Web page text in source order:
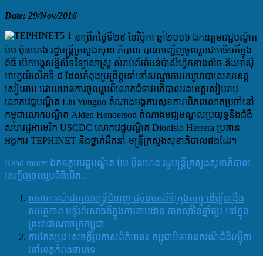
Date: 29/Nov/2016
នាព្រឹកថ្ងៃទី២៩​ ខែវិច្ឆិកា​ ឆ្នាំ២០១៦​ ឯកឧត្តមវេជ្ជបណ្ឌិត
ម៉ម បុ៝នហេង រដ្ឋមន្ត្រីក្រសួងសុខា​ ភិបាល​ បានអញ្ជើញចូលរួមជាអធិបតីក្នុង
ពិធី​ បើក​អង្គសន្និសីទវិទ្យាសាស្រ្ត សំរាប់ពីរតំបន់ប៉ាសីហ្វិកខាងលិច និងអាស៊ី
អាគ្នេយ៍​លើកទី ៨​ ដែលកំពុងប្រព្រឹត្តទៅនៅសណ្ឋាគារអប្សារាបាលេសខេត្ត
សៀមរាប​ ដោយមានការចូលរួមពីលោកជំទាវអភិបាលរងខេត្តសៀមរាប​
លោកវេជ្ជបណ្ឌិត Liu Yunguo ​តំណាងអង្គការ​សុខភាពពិភពលោកប្រចាំនៅ
កម្ពុជា​លោក​បណ្ឌិត Alden Henderson តំណាងមជ្ឈមណ្ឌលប្រយុទ្ធនឹងជំងឺ
សហរដ្ឋអាមេរិក USCDC​ លោកវេជ្ជបណ្ឌិត Dionisio Herrera​ ប្រធាន
អង្គការ TEPHINET​ និងថ្នាក់ដឹកនាំ-មន្ត្រីក្រសួងសុខាភិបាលផងដែរ។
Read more: ឯកឧត្តមវេជ្ជបណ្ឌិត ម៉ម បុ៝នហេង រដ្ឋមន្ត្រីក្រសួង​សុខាភិបាល
អញ្ជើញចូលរួមពិធីបើក...
សហការណ៏ជាមួយមន្រ្តីជំនាញ ជប៉ុនមកពីទីក្រុងតូក្យូ ដើម្បីពង្រឹង
សមត្ថភាព មន្ទីរពិសោធន៏ក្នុងការតាមដាន ភាពស៊ាំនៃថ្នាំផ្សះ នៅក្នុង
ព្រះរាជាណាចក្រកម្ពុជា
ការកែតម្រូវ សេចក្តីប្រកាសព័ត៌មាន៖ កម្ពុជាមិនមានករណីជំងឺហ្ស៊ីកា
នៅខេត្តកំពង់ចាមទេ